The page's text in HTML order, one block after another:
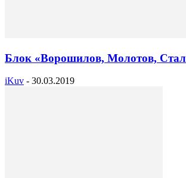
Блок «Ворошилов, Молотов,
iKuv - 30.03.2019